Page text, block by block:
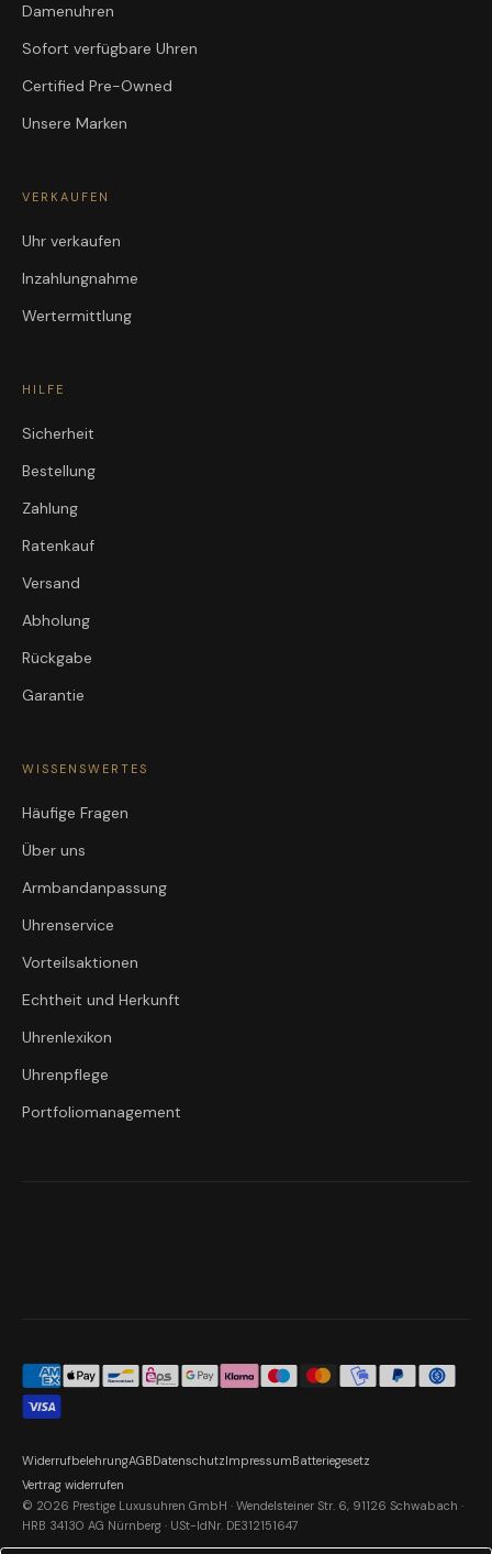
Damenuhren
Sofort verfügbare Uhren
Certified Pre-Owned
Unsere Marken
VERKAUFEN
Uhr verkaufen
Inzahlungnahme
Wertermittlung
HILFE
Sicherheit
Bestellung
Zahlung
Ratenkauf
Versand
Abholung
Rückgabe
Garantie
WISSENSWERTES
Häufige Fragen
Über uns
Armbandanpassung
Uhrenservice
Vorteilsaktionen
Echtheit und Herkunft
Uhrenlexikon
Uhrenpflege
Portfoliomanagement
© 2026 Prestige Luxusuhren GmbH · Wendelsteiner Str. 6, 91126 Schwabach ·
HRB 34130 AG Nürnberg · USt-IdNr. DE312151647
WiderrufbelehrungAGBDatenschutzImpressumBatteriegesetz
Vertrag widerrufen